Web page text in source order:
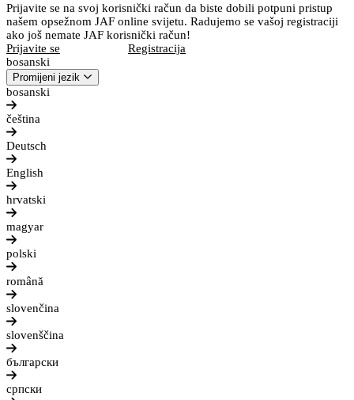
Prijavite se na svoj korisnički račun da biste dobili potpuni pristup
našem opsežnom JAF online svijetu. Radujemo se vašoj registraciji
ako još nemate JAF korisnički račun!
Prijavite se
Registracija
bosanski
Promijeni jezik
bosanski
čeština
Deutsch
English
hrvatski
magyar
polski
română
slovenčina
slovenščina
български
српски